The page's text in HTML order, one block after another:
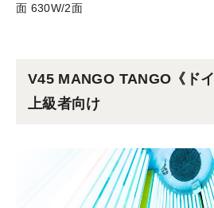
面 630W/2面
V45 MANGO TANGO《ド
上級者向け